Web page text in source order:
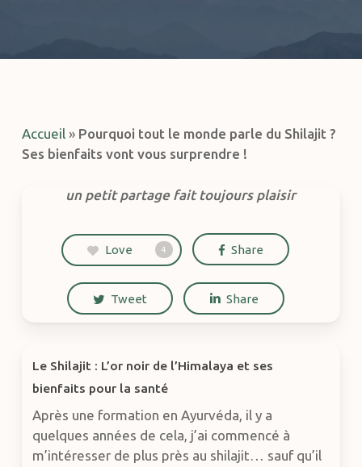
Accueil» Pourquoi tout le monde parle du Shilajit ?
Ses bienfaits vont vous surprendre !
un petit partage fait toujours plaisir
Love 4 Share
Tweet Share
Le Shilajit : L’or noir de l’Himalaya et ses
bienfaits pour la santé
Après une formation en Ayurvéda, il y a
quelques années de cela, j’ai commencé à
m’intéresser de plus près au shilajit… sauf qu’il